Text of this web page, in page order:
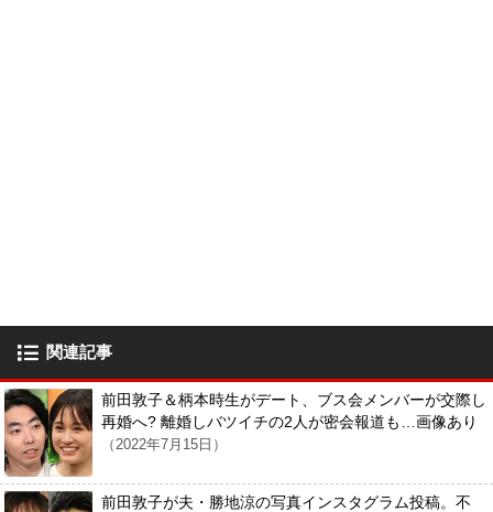
関連記事
前田敦子＆柄本時生がデート、ブス会メンバーが交際し
再婚へ? 離婚しバツイチの2人が密会報道も…画像あり
（2022年7月15日）
前田敦子が夫・勝地涼の写真インスタグラム投稿。不